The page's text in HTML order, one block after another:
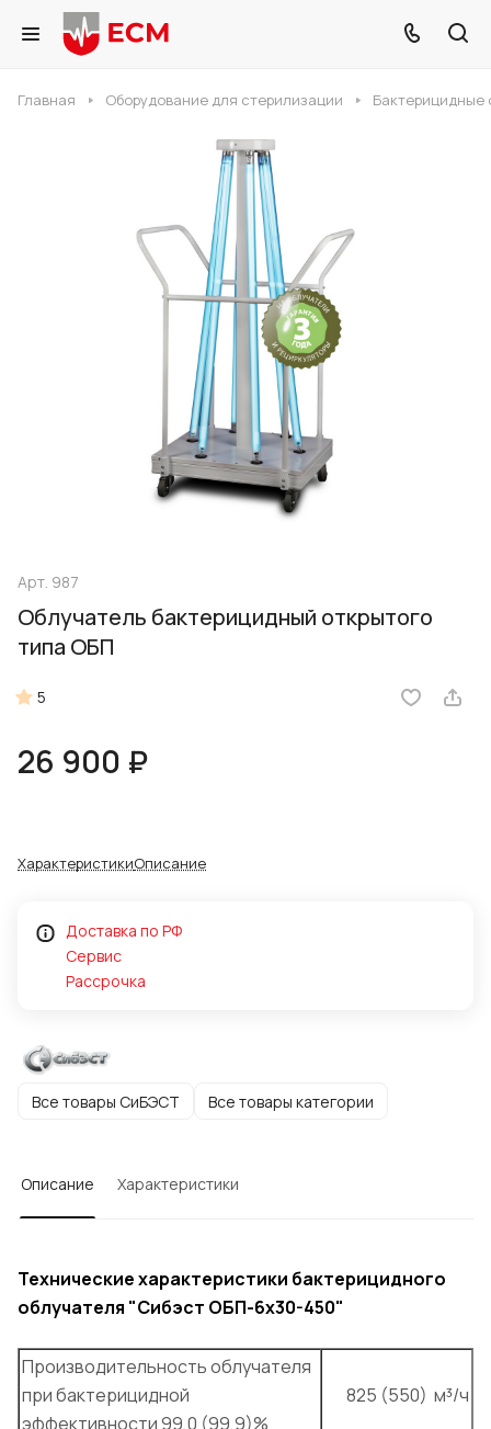
Главная Оборудование для стерилизации Бактерицидные
Арт. 987
Облучатель бактерицидный открытого
типа ОБП
5
26 900 ₽
ХарактеристикиОписание
Доставка по РФ
Сервис
Рассрочка
Все товары СиБЭСТ Все товары категории
Описание Характеристики
Технические характеристики бактерицидного
облучателя "Сибэст ОБП-6х30-450"
Производительность облучателя
при бактерицидной
эффективности 99,0 (99,9)%
825 (550) м³/ч